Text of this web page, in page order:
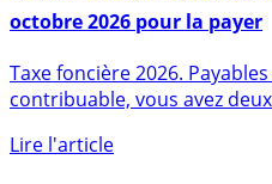
⚠️ Taxe foncière 2026 ,
octobre 2026 pour la payer
contribuable, vous avez